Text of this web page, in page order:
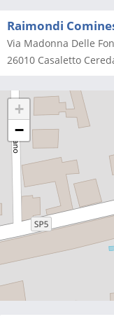
Raimondi
Via Madonna Delle
26010 Casaletto
+
−